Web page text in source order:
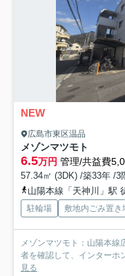
NEW
広島市東区温品
メゾンマツモト
6.5万円 管理/共益費
57.34㎡ (3DK) /築33年 /3
山陽本線「天神川」駅
駐輪場 敷地内ごみ置き
メゾンマツモト：山陽本線
者を確認して、インターホ
見る